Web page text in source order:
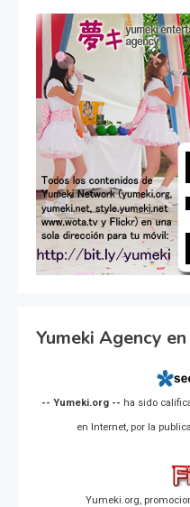
Yumeki Agency
-- Yumeki.org -- ha sido
en Internet, por la
Yumeki.org,